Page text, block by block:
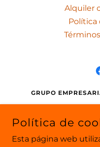
Alquiler
Política
GRUPO
WHATSAPP:+57
Política de
Esta página web